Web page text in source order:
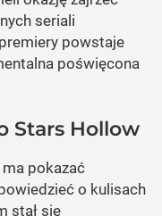
seriali
powstaje
poświęcona
Stars Hollow
pokazać
o kulisach
stał się